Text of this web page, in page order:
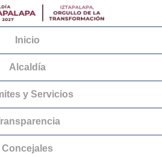
Inicio
Alcaldía
y Servicios
Concejales